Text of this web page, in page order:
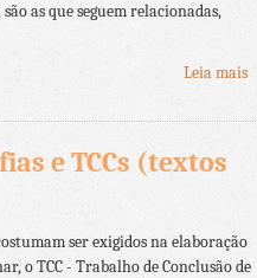
as que seguem relacionadas,
Leia mais
e TCCs (textos
ser exigidos na elaboração
o TCC - Trabalho de Conclusão de